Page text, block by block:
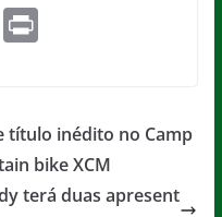
Pr
título inédito no Camp
bike XCM
terá duas apresent